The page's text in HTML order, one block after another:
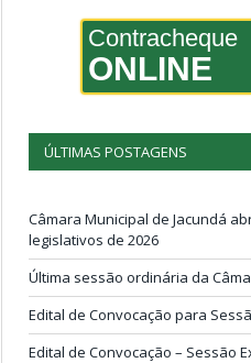
Contracheque
ONLINE
ÚLTIMAS POSTAGENS
Câmara Municipal de Jacundá
legislativos de 2026
Última sessão ordinária da
Edital de Convocação para
Edital de Convocação – Sessão